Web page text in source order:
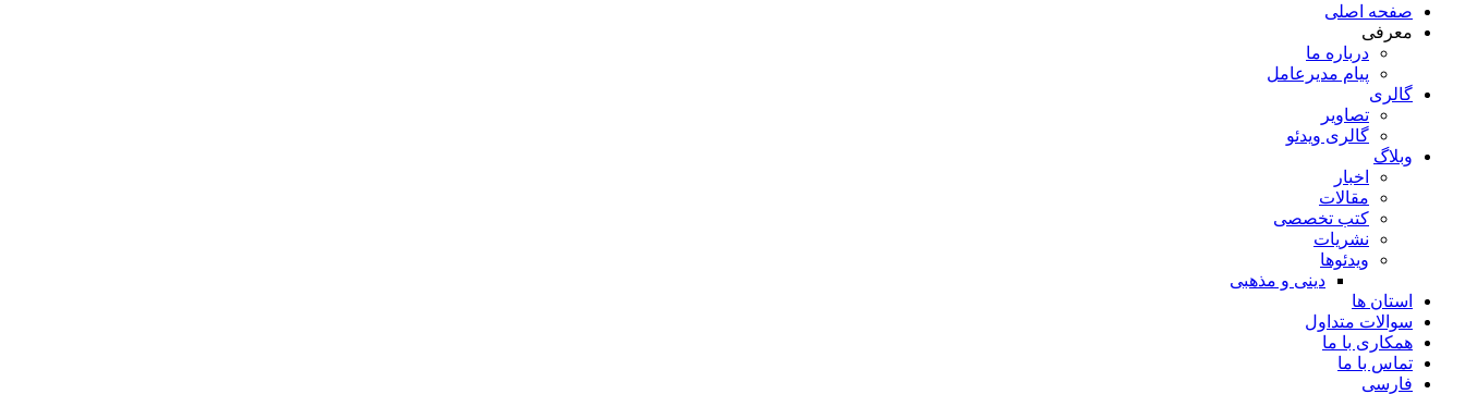
صفحه اصلی
معرفی
درباره ما
پیام مدیرعامل
گالری
تصاویر
گالری ویدئو
وبلاگ
اخبار
مقالات
کتب تخصصی
نشریات
ویدئوها
دینی و مذهبی
استان ها
سوالات متداول
همکاری با ما
تماس با ما
فارسی